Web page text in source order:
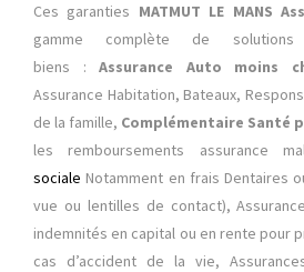
Ces garanties MATMUT LE MANS
gamme complète de
biens : Assurance Auto moins
Assurance Habitation, Bateaux,
de la famille, Complémentaire Santé
les remboursements assurance
sociale Notamment en frais Dentaires
vue ou lentilles de contact),
indemnités en capital ou en rente pour
cas d’accident de la vie,